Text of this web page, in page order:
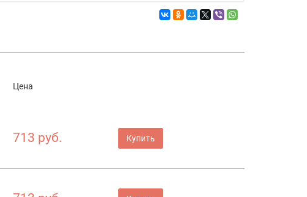
Цена
713 руб. Купить